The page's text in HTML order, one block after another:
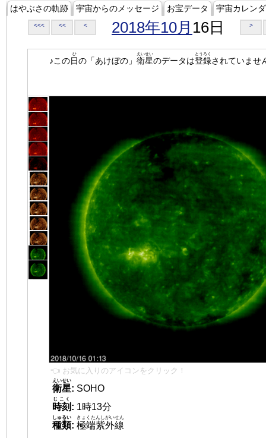
はやぶさの軌跡 宇宙からのメッセージ お宝データ 宇宙カレン
<<< << < 2018年10月 16日 >
♪この日
ひ
の「あけぼの」 衛星
えいせい
のデータは登録
とうろく
されていませ
👈 お気に入りのアイコンをクリック！
衛星
えいせい
: SOHO
時刻
じこく
: 1時13分
種類
しゅるい
: 極端紫外線
きょくたんしがいせん